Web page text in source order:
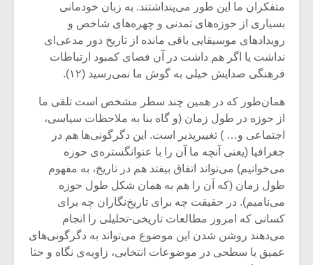
متفکران ما این طور می‌پنداشتند. به زبان خودمانی
بسیاری از حوزه‌های تمدنی و چهره‌های شاخص و
رویداد‌های موسیقایی باقی‌ مانده از تاریخ دور مدعی‌ای
نداشت یا اگر هم داشت در آن فضای کمبود ارتباطات
فرهنگی صدایش خیلی به گوش ما نمی‌رسید (۱۲).
همان‌طور که در همین چند سطر مشخص است تلقی ما
از حوزه در طول زمان (و گاه بنا به ملاحظات سیاسی،
اجتماعی و… ) تغییرپذیر است. این دگرگونی‌ها هم در
جغرافیا (یعنی آنچه ما آن را با عنوانگستره‌ی حوزه
می‌خوانیم) می‌تواند اتفاق بیفتد هم در تاریخ، به مفهوم
طول زمان (که آن را هم به همان شکل طول حوزه
می‌نامیم). در حقیقت چه برای تاریخ‌‌نگاران چه برای
کسانی که امروز مطالعات تاریخی-تحلیلی را انجام
می‌دهند روشن شدن این موضوع می‌تواند به دگرگونی‌های
عمیق یا سطحی در موضوعات انتخابی، زاویه‌ی نگاه و حتا